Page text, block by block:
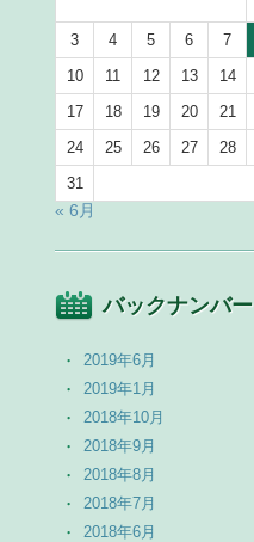
3
4 5 6 7
10
11 12 13 14
17
18 19 20 21
24
25 26 27 28
31
« 6月
バックナンバー
2019年6月
2019年1月
2018年10月
2018年9月
2018年8月
2018年7月
2018年6月